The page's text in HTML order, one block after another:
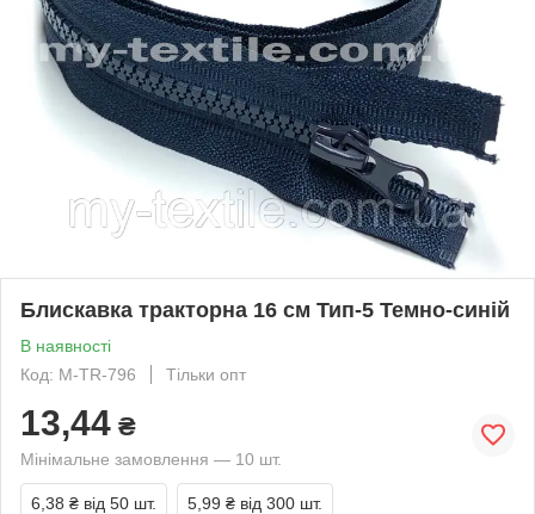
Блискавка тракторна 16 см Тип-5 Темно-синій
В наявності
Код: M-TR-796
Тільки опт
13,44 ₴
Мінімальне замовлення — 10 шт.
6,38 ₴ від 50 шт. 5,99 ₴ від 300 шт.